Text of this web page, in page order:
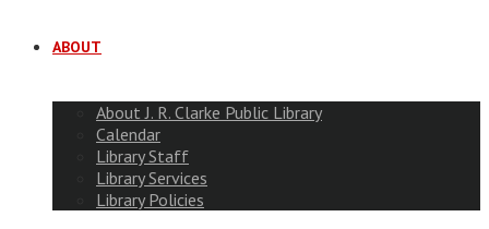
ABOUT
About J. R. Clarke Public Library
Calendar
Library Staff
Library Services
Library Policies